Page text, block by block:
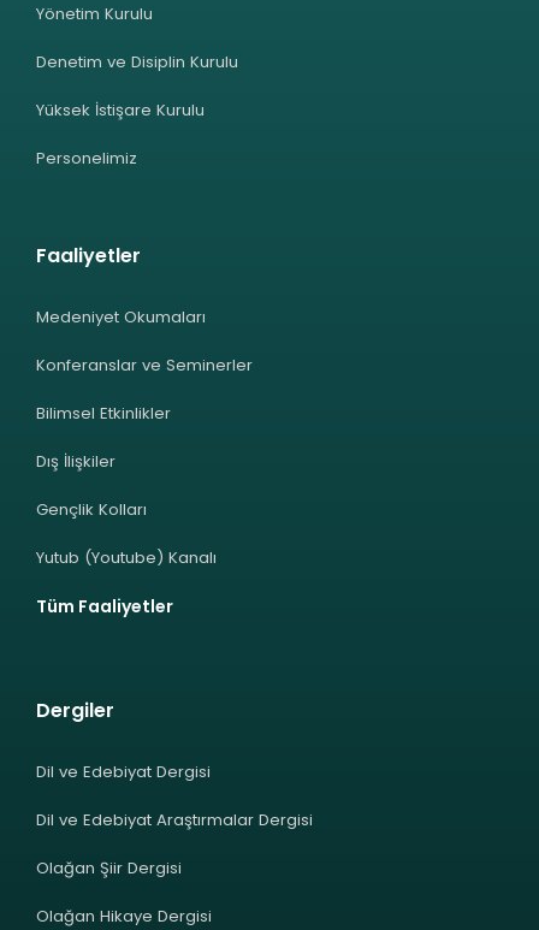
Yönetim Kurulu
Denetim ve Disiplin Kurulu
Yüksek İstişare Kurulu
Personelimiz
Faaliyetler
Medeniyet Okumaları
Konferanslar ve Seminerler
Bilimsel Etkinlikler
Dış İlişkiler
Gençlik Kolları
Yutub (Youtube) Kanalı
Tüm Faaliyetler
Dergiler
Dil ve Edebiyat Dergisi
Dil ve Edebiyat Araştırmalar Dergisi
Olağan Şiir Dergisi
Olağan Hikaye Dergisi